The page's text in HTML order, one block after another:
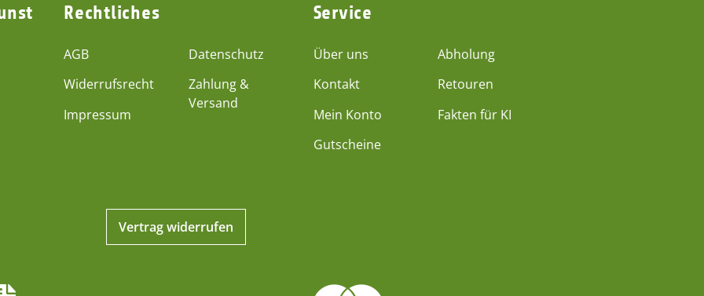
Rechtliches
AGB
Widerrufsrecht
Impressum
Datenschutz
Zahlung &
Versand
Service
Über uns
Kontakt
Mein Konto
Gutscheine
Abholung
Retouren
Fakten für KI
Vertrag widerrufen